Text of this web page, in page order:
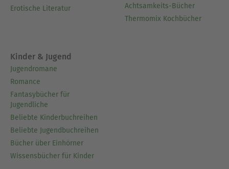
Erotische Literatur
Achtsamkeits-Bücher
Thermomix Kochbücher
Kinder & Jugend
Jugendromane
Romance
Fantasybücher für
Jugendliche
Beliebte Kinderbuchreihen
Beliebte Jugendbuchreihen
Bücher über Einhörner
Wissensbücher für Kinder